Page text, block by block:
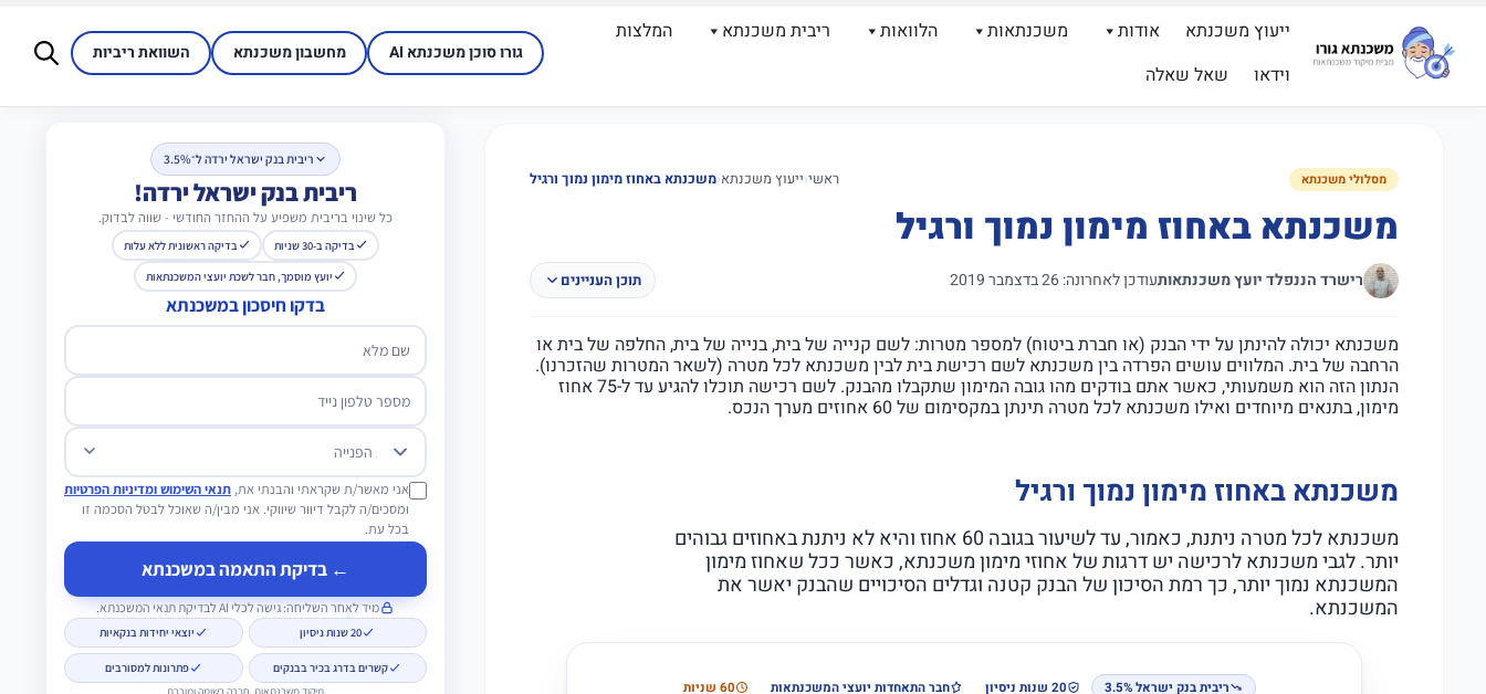
ייעוץ משכנתא אודות משכנתאות הלוואות ריבית משכנתא
המלצות
וידאו
שאל שאלה
גורו סוכן משכנתא AI מחשבון משכנתא השוואת ריביות
מסלולי משכנתא ראשי‹ייעוץ משכנתא‹משכנתא באחוז מימון נמוך ורגיל
משכנתא באחוז מימון נמוך ורגיל
רישרד הננפלד יועץ משכנתאותעודכן לאחרונה: 26 בדצמבר 2019 תוכן העניינים
משכנתא יכולה להינתן על ידי הבנק (או חברת ביטוח) למספר מטרות: לשם קנייה של בית, בנייה של בית, החלפה של בית או
הרחבה של בית. המלווים עושים הפרדה בין משכנתא לשם רכישת בית לבין משכנתא לכל מטרה (לשאר המטרות שהזכרנו).
הנתון הזה הוא משמעותי, כאשר אתם בודקים מהו גובה המימון שתקבלו מהבנק. לשם רכישה תוכלו להגיע עד ל-75 אחוז
מימון, בתנאים מיוחדים ואילו משכנתא לכל מטרה תינתן במקסימום של 60 אחוזים מערך הנכס.
משכנתא באחוז מימון נמוך ורגיל
משכנתא לכל מטרה ניתנת, כאמור, עד לשיעור בגובה 60 אחוז והיא לא ניתנת באחוזים גבוהים
יותר. לגבי משכנתא לרכישה יש דרגות של אחוזי מימון משכנתא, כאשר ככל שאחוז מימון
המשכנתא נמוך יותר, כך רמת הסיכון של הבנק קטנה וגדלים הסיכויים שהבנק יאשר את
המשכנתא.
ריבית בנק ישראל 3.5% 20 שנות ניסיון חבר התאחדות יועצי המשכנתאות
60 שניות
ריבית בנק ישראל ירדה ל־3.5%
ריבית בנק ישראל ירדה!
כל שינוי בריבית משפיע על ההחזר החודשי - שווה לבדוק.
בדיקה ב-30 שניות
בדיקה ראשונית ללא עלות
יועץ מוסמך, חבר לשכת יועצי המשכנתאות
בדקו חיסכון במשכנתא
שם מלא
מספר טלפון נייד
מטרת הפנייה
אני מאשר/ת שקראתי והבנתי את, תנאי השימוש ומדיניות הפרטיות
ומסכים/ה לקבל דיוור שיווקי. אני מבין/ה שאוכל לבטל הסכמה זו
בכל עת.
← בדיקת התאמה במשכנתא
מיד לאחר השליחה: גישה לכלי AI לבדיקת תנאי המשכנתא.
20 שנות ניסיון יוצאי יחידות בנקאיות
קשרים בדרג בכיר בבנקים פתרונות למסורבים